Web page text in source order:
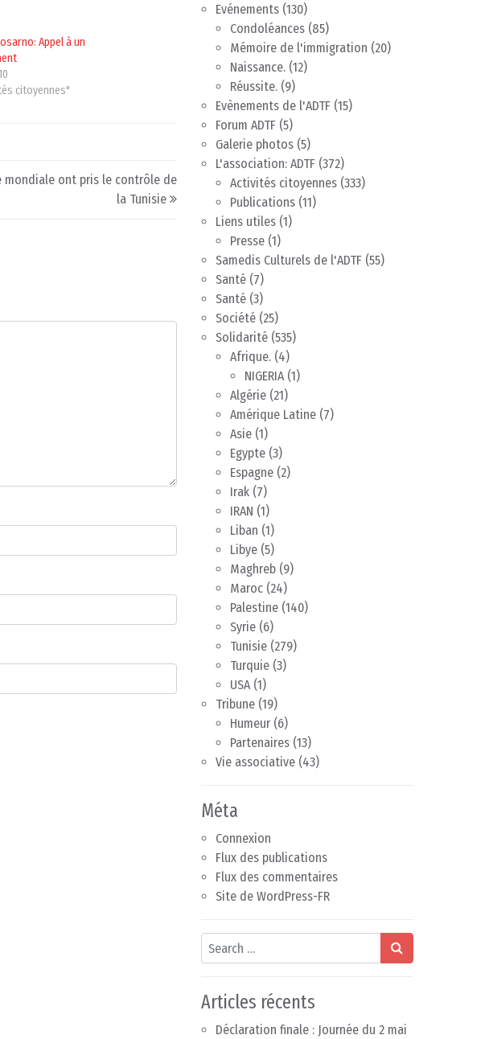
Appel à un
citoyennes"
mondiale ont pris le contrôle de
la Tunisie
Evénements (130)
Condoléances (85)
Mémoire de l'immigration (20)
Naissance. (12)
Réussite. (9)
Evènements de l'ADTF (15)
Forum ADTF (5)
Galerie photos (5)
L'association: ADTF (372)
Activités citoyennes (333)
Publications (11)
Liens utiles (1)
Presse (1)
Samedis Culturels de l'ADTF (55)
Santé (7)
Santé (3)
Société (25)
Solidarité (535)
Afrique. (4)
NIGERIA(1)
Algérie (21)
Amérique Latine (7)
Asie (1)
Egypte (3)
Espagne (2)
Irak (7)
IRAN (1)
Liban (1)
Libye (5)
Maghreb (9)
Maroc (24)
Palestine (140)
Syrie (6)
Tunisie (279)
Turquie (3)
USA(1)
Tribune (19)
Humeur (6)
Partenaires (13)
Vie associative (43)
Méta
Connexion
Flux des publications
Flux des commentaires
Site de WordPress-FR
Search
Articles récents
Déclaration finale : Journée du 2 mai